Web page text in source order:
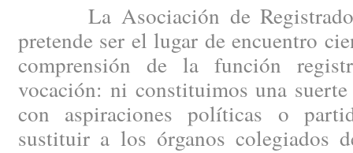
La Asociación de
pretende ser el lugar de encuentro
comprensión de la función
vocación: ni constituimos una
con aspiraciones políticas o
sustituir a los órganos colegiados